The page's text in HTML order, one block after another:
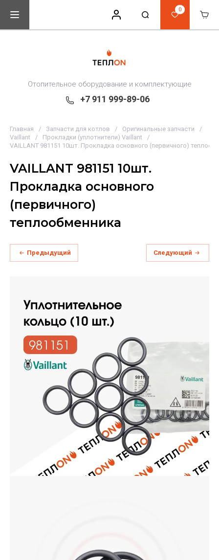
0
Отопительное оборудование и комплектующие
+7 911 999-89-06
Главная / Запчасти для котлов / Оригинальные запчасти
/
Vaillant
/ Прокладки (уплотнители) Vaillant
/
VAILLANT 981151 10шт. Прокладка основного (первичного)
VAILLANT 981151 10шт.
Прокладка основного
(первичного)
теплообменника
Предыдущий Следующий